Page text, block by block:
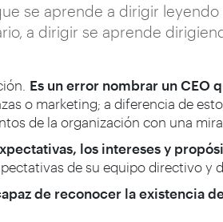
se aprende a dirigir
a dirigir se aprende
Es un error nombrar un CEO
o marketing; a diferencia de
de la organización con una
los intereses y
de su equipo directivo y
de reconocer la existencia